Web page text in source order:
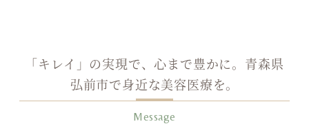
「キレイ」の実現で、心まで豊かに。 青森県
弘前市で身近な美容医療を。
Message